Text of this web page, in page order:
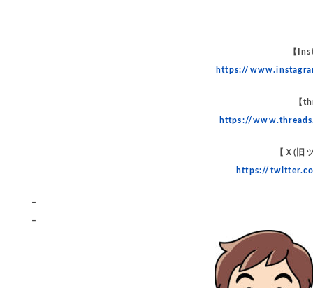
【
https://
【
https://
【Ｘ(旧
https://
–
–